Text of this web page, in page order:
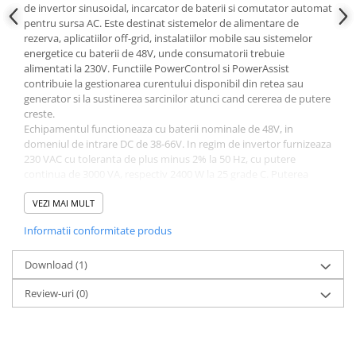
de invertor sinusoidal, incarcator de baterii si comutator automat
pentru sursa AC. Este destinat sistemelor de alimentare de
rezerva, aplicatiilor off-grid, instalatiilor mobile sau sistemelor
energetice cu baterii de 48V, unde consumatorii trebuie
alimentati la 230V. Functiile PowerControl si PowerAssist
contribuie la gestionarea curentului disponibil din retea sau
generator si la sustinerea sarcinilor atunci cand cererea de putere
creste.
Echipamentul functioneaza cu baterii nominale de 48V, in
domeniul de intrare DC de 38-66V. In regim de invertor furnizeaza
230 VAC cu toleranta de plus minus 2% la 50 Hz, cu putere
continua este de 2200 W la 40 grade C si 1700 W la 65 grade C, iar
puterea de varf ajunge la 6000 W. Curentul maxim continuu de
transfer AC este de pana la 50A.
Incarcatorul integrat accepta alimentare AC pentru incarcare in
intervalul 187-265 VAC, la 45-55 Hz, si poate furniza un curent
maxim de incarcare de 35A pentru bateria principala. Valorile
indicate pentru incarcare sunt 57,6V in etapa de absorbtie, 55,2V
in flotare si 52,8V in modul de stocare. Conectarea bateriei se
VEZI MAI MULT
Informatii conformitate produs
Download (1)
Review-uri(0)